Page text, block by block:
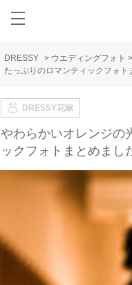
DRESSY > ウエディングフォト >
たっぷりのロマンティックフォ
DRESSY花嫁
やわらかいオレンジ
ックフォトまとめま